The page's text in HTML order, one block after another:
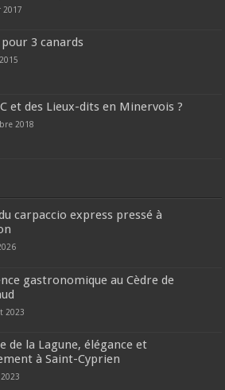
2017
3 canards
et des Lieux-dits en Minervois ?
2018
carpaccio express pressé à
gastronomique au Cèdre de
2023
de la Lagune, élégance et
à Saint-Cyprien